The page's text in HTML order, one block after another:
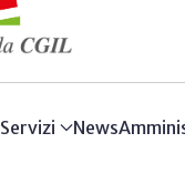
Servizi News